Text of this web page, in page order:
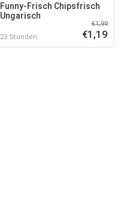
Funny-Frisch Chipsfrisch
Ungarisch
23 Stunden
€1,99
€1,19